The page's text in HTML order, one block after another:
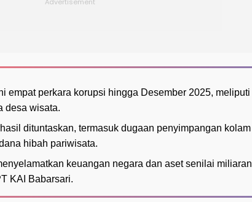
empat perkara korupsi hingga Desember 2025, meliputi
desa wisata.
dituntaskan, termasuk dugaan penyimpangan kolam
hibah pariwisata.
keuangan negara dan aset senilai miliaran
KAI Babarsari.